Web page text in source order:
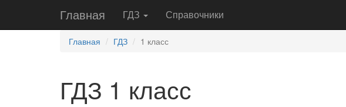
Главная ГДЗ Справочники
Главная ГДЗ 1 класс
ГДЗ 1 класс